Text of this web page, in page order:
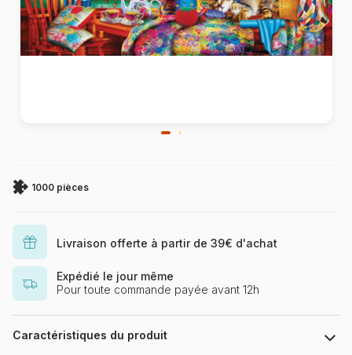
1000 pièces
Livraison offerte à partir de 39€ d'achat
Expédié le jour même
Pour toute commande payée avant 12h
Caractéristiques du produit